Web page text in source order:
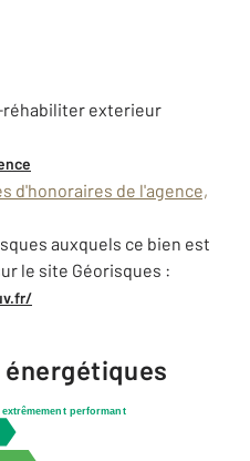
réhabiliter exterieur
d'honoraires de l'agence,
auxquels ce bien est
le site Géorisques :
extrêmement performant